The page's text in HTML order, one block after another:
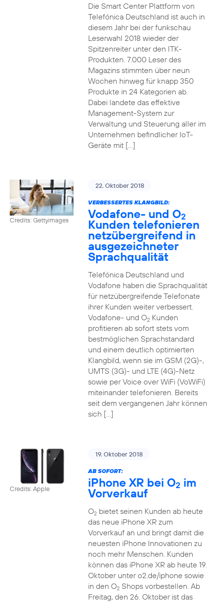
Die Smart Center Plattform von
Telefónica Deutschland ist auch in
diesem Jahr bei der funkschau
Leserwahl 2018 wieder der
Spitzenreiter unter den ITK-
Produkten. 7.000 Leser des
Magazins stimmten über neun
Wochen hinweg für knapp 350
Produkte in 24 Kategorien ab.
Dabei landete das effektive
Management-System zur
Verwaltung und Steuerung aller im
Unternehmen befindlicher IoT-
Geräte mit […]
Credits: Gettyimages
22. Oktober 2018
VERBESSERTES KLANGBILD:
Vodafone- und O2
Kunden telefonieren
netzübergreifend in
ausgezeichneter
Sprachqualität
Telefónica Deutschland und
Vodafone haben die Sprachqualität
für netzübergreifende Telefonate
ihrer Kunden weiter verbessert.
Vodafone- und O2Kunden
profitieren ab sofort stets vom
bestmöglichen Sprachstandard
und einem deutlich optimierten
Klangbild, wenn sie im GSM (2G)-,
UMTS (3G)- und LTE (4G)-Netz
sowie per Voice over WiFi (VoWiFi)
miteinander telefonieren. Bereits
seit dem vergangenen Jahr können
sich […]
Credits: Apple
19. Oktober 2018
AB SOFORT:
iPhone XR bei O2 im
Vorverkauf
O2bietet seinen Kunden ab heute
das neue iPhone XR zum
Vorverkauf an und bringt damit die
neuesten iPhone Innovationen zu
noch mehr Menschen. Kunden
können das iPhone XR ab heute 19.
Oktober unter o2.de/iphone sowie
in den O2Shops vorbestellen. Ab
Freitag, den 26. Oktober ist das